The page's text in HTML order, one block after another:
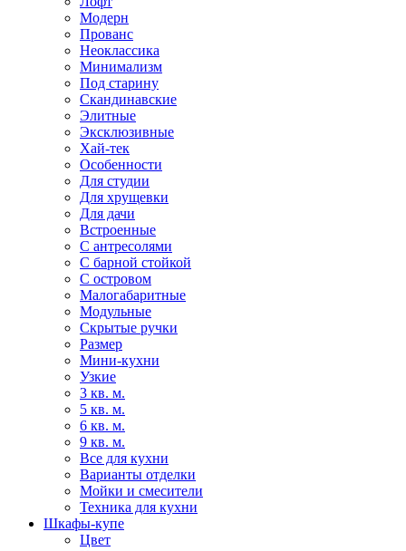
Модерн
Прованс
Неоклассика
Минимализм
Под старину
Скандинавские
Элитные
Эксклюзивные
Хай-тек
Особенности
Для студии
Для хрущевки
Для дачи
Встроенные
С антресолями
С барной стойкой
С островом
Малогабаритные
Модульные
Скрытые ручки
Размер
Мини-кухни
Узкие
3 кв. м.
5 кв. м.
6 кв. м.
9 кв. м.
Все для кухни
Варианты отделки
Мойки и смесители
Техника для кухни
Шкафы-купе
Цвет